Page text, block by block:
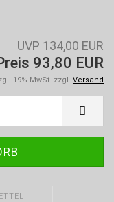
UVP 134,00 EUR
93,80 EUR
19% MwSt. zzgl. Versand